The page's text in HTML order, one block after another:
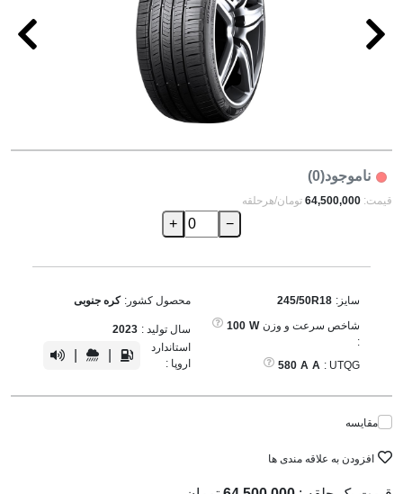
ناموجود(0)
قیمت: 64,500,000 تومان/هرحلقه
−
+
سایز: 245/50R18
شاخص سرعت و وزن
:
W
100
UTQG :
A
A
580
محصول کشور: کره جنوبی
سال تولید : 2023
استاندارد
اروپا :
مقایسه
افزودن به علاقه مندی ها